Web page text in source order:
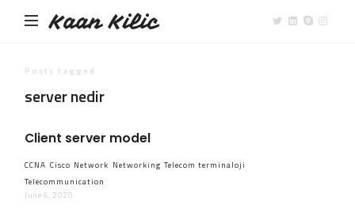
Kaan Kilic
Posts tagged
server nedir
Client server model
CCNA Cisco Network Networking Telecom terminaloji
Telecommunication
June 6, 2020